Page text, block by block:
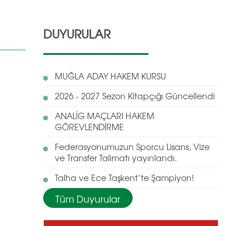
DUYURULAR
MUĞLA ADAY HAKEM KURSU
2026 - 2027 Sezon Kitapçığı Güncellendi
ANALİG MAÇLARI HAKEM
GÖREVLENDİRME
Federasyonumuzun Sporcu Lisans, Vize
ve Transfer Talimatı yayınlandı.
Talha ve Ece Taşkent’te Şampiyon!
Tüm Duyurular